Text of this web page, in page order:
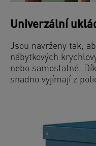
Univerzální
Jsou navrženy tak,
nábytkových
nebo samostatné.
snadno vyjímají z